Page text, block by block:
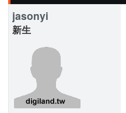
jasonyi
新生